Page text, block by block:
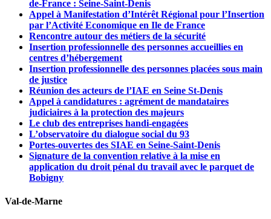
de-France : Seine-Saint-Denis
Appel à Manifestation d’Intérêt Régional pour l’Insertion
par l’Activité Economique en Ile de France
Rencontre autour des métiers de la sécurité
Insertion professionnelle des personnes accueillies en
centres d’hébergement
Insertion professionnelle des personnes placées sous main
de justice
Réunion des acteurs de l’IAE en Seine St-Denis
Appel à candidatures : agrément de mandataires
judiciaires à la protection des majeurs
Le club des entreprises handi-engagées
L’observatoire du dialogue social du 93
Portes-ouvertes des SIAE en Seine-Saint-Denis
Signature de la convention relative à la mise en
application du droit pénal du travail avec le parquet de
Bobigny
Val-de-Marne